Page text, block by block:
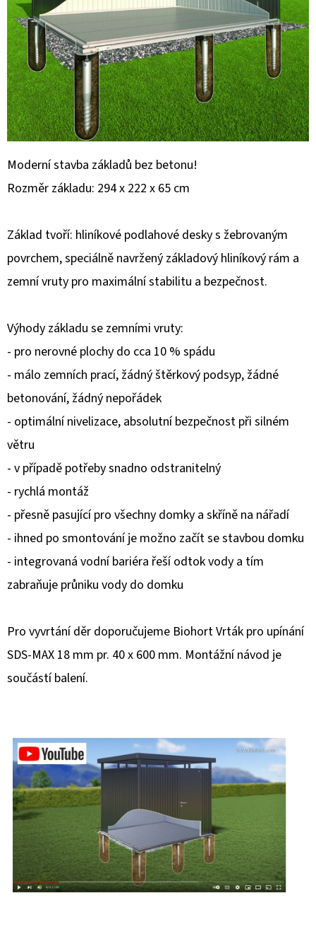
Moderní stavba základů bez betonu!
Rozměr základu: 294 x 222 x 65 cm
Základ tvoří: hliníkové podlahové desky s žebrovaným
povrchem, speciálně navržený základový hliníkový rám a
zemní vruty pro maximální stabilitu a bezpečnost.
Výhody základu se zemními vruty:
- pro nerovné plochy do cca 10 % spádu
- málo zemních prací, žádný štěrkový podsyp, žádné
betonování, žádný nepořádek
- optimální nivelizace, absolutní bezpečnost při silném
větru
- v případě potřeby snadno odstranitelný
- rychlá montáž
- přesně pasující pro všechny domky a skříně na nářadí
- ihned po smontování je možno začít se stavbou domku
- integrovaná vodní bariéra řeší odtok vody a tím
zabraňuje průniku vody do domku
Pro vyvrtání děr doporučujeme Biohort Vrták pro upínání
SDS-MAX 18 mm pr. 40 x 600 mm. Montážní návod je
součástí balení.
T
E
N
A
J
Í
T
?
HLEDAT
D
O
P
O
R
U
Č
U
J
E
M
E